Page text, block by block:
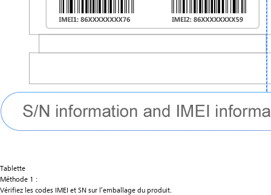
Tablette
Méthode 1 :
Vérifiez les codes IMEI et SN sur l’emballage du produit.